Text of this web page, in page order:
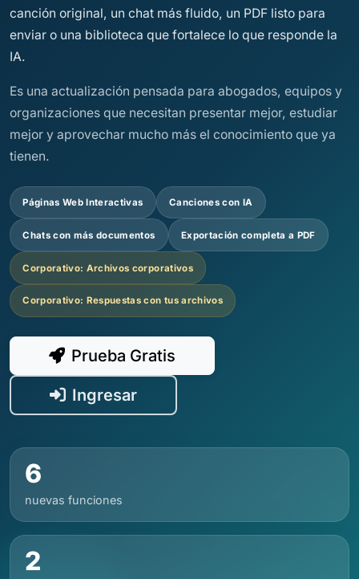
canción original, un chat más fluido, un PDF listo para
enviar o una biblioteca que fortalece lo que responde la
IA.
Es una actualización pensada para abogados, equipos y
organizaciones que necesitan presentar mejor, estudiar
mejor y aprovechar mucho más el conocimiento que ya
tienen.
Páginas Web Interactivas Canciones con IA
Chats con más documentos Exportación completa a PDF
Corporativo: Archivos corporativos
Corporativo: Respuestas con tus archivos
Prueba Gratis
Ingresar
6
nuevas funciones
2